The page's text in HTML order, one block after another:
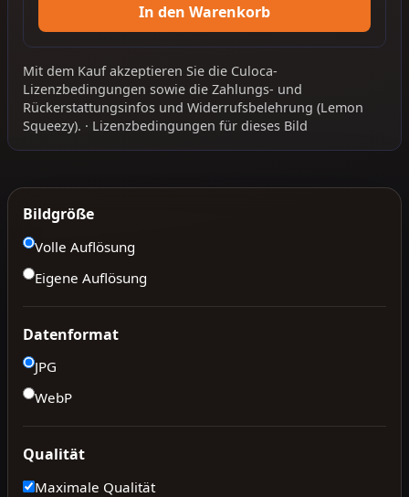
In den Warenkorb
Mit dem Kauf akzeptieren Sie die Culoca-
Lizenzbedingungen sowie die Zahlungs- und
Rückerstattungsinfos und Widerrufsbelehrung (Lemon
Squeezy). · Lizenzbedingungen für dieses Bild
Bildgröße
Volle Auflösung
Eigene Auflösung
Datenformat
JPG
WebP
Qualität
Maximale Qualität